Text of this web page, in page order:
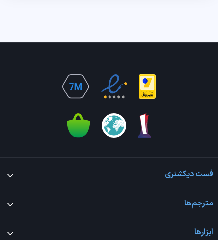
فست دیکشنری
مترجم‌ها
ابزارها